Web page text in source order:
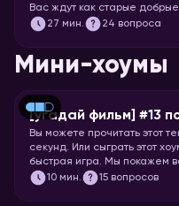
Вас ждут как старые
вопросы с визуальными
27 мин. 24 вопроса
Мини-хоумы
[угадай фильм] #13
Вы можете прочитать этот
секунд. Или сыграть этот
быстрая игра. Мы покажем
мультфильмов и аниме, а
10 мин. 15 вопросов